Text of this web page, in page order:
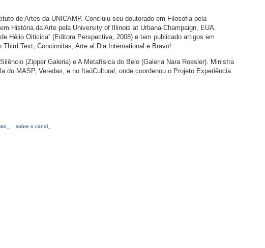
de Artes da UNICAMP. Concluiu seu doutorado em Filosofia pela
História da Arte pela University of Illinois at Urbana-Champaign, EUA.
Hélio Oiticica” (Editora Perspectiva, 2008) e tem publicado artigos em
Text, Concinnitas, Arte al Dia International e Bravo!
(Zipper Galeria) e A Metafísica do Belo (Galeria Nara Roesler). Ministra
do MASP, Veredas, e no ItaúCultural, onde coordenou o Projeto Experiência
sobre o canal_